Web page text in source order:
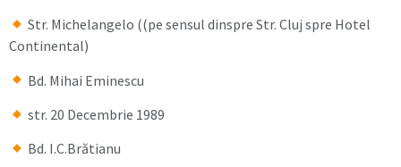
Str. Michelangelo ((pe sensul dinspre Str. Cluj spre Hotel
Continental)
Bd. Mihai Eminescu
str. 20 Decembrie 1989
Bd. I.C.Brătianu